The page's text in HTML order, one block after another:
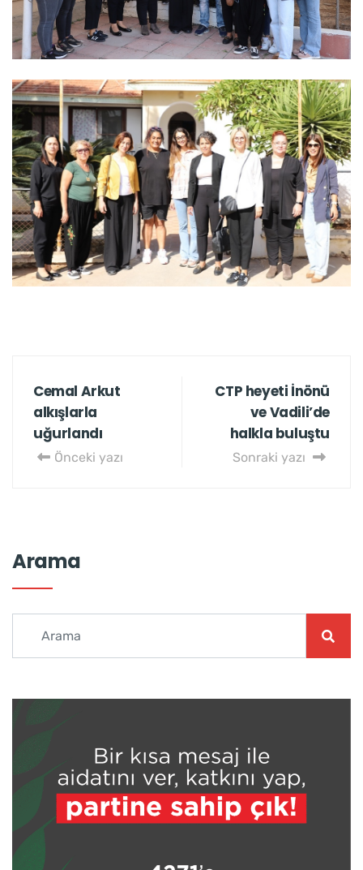
Cemal Arkut
alkışlarla
uğurlandı
Önceki yazı
CTP heyeti İnönü
ve Vadili’de
halkla buluştu
Sonraki yazı
Arama